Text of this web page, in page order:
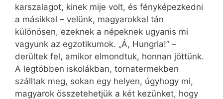
karszalagot, kinek mije volt, és fényképezkedni
a másikkal – velünk, magyarokkal tán
különösen, ezeknek a népeknek ugyanis mi
vagyunk az egzotikumok. „Á, Hungria!” –
derültek fel, amikor elmondtuk, honnan jöttünk.
A legtöbben iskolákban, tornatermekben
szálltak meg, sokan egy helyen, úgyhogy mi,
magyarok összetehetjük a két kezünket, hogy